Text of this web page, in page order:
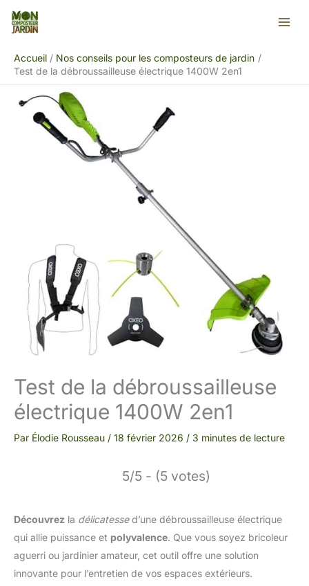
Aller
Accueil
Nos conseils pour les composteurs de jardin
Test de la débroussailleuse électrique 1400W 2en1
Test de la débroussailleuse
électrique 1400W 2en1
Par Élodie Rousseau / 18 février 2026 / 3 minutes de lecture
5/5 - (5 votes)
Découvrez la délicatessed’une débroussailleuse électrique
qui allie puissance et polyvalence. Que vous soyez bricoleur
aguerri ou jardinier amateur, cet outil offre une solution
innovante pour l’entretien de vos espaces extérieurs.
Rechercher